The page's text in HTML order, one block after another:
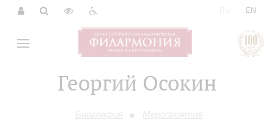
EN
Георгий Осокин
Биография Мероприятия